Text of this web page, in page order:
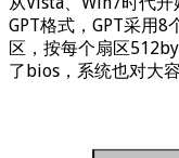
GPT格式，GPT采用
区，按每个扇区
了bios，系统也对大